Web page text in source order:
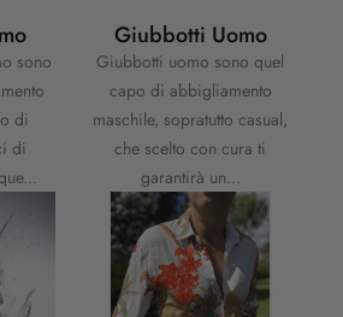
sono
di
di
Giubbotti Uomo
Giubbotti uomo sono quel
capo di abbigliamento
maschile, sopratutto casual,
che scelto con cura ti
garantirà un...